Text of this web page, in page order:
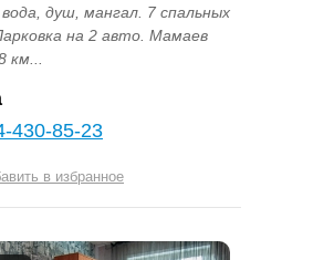
вода, душ, мангал. 7 спальных
на 2 авто. Мамаев
км...
430-85-23
в избранное